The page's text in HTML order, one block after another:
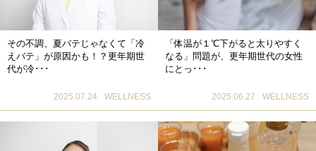
その不調、夏バテじゃなくて「冷
えバテ」が原因かも！？更年期世
代が冷･･･
2025.07.24 WELLNESS
「体温が１℃下がると太りやすく
なる」問題が、更年期世代の女性
にとっ･･･
2025.06.27 WELLNESS